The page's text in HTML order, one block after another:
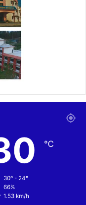
℃
30º - 24º
66%
1.53 km/h